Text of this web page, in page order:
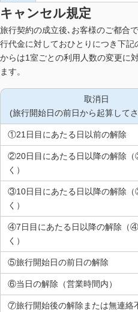
キャンセル規定
旅行契約の成立後､お客様のご都合
行代金に対しておひとりにつき下
からは1室ごとの利用人数の変更に
ます。
取消日
(旅行開始日の前日から起算して
①21日目にあたる日以前の解除
②20日目にあたる日以降の解除
く）
③10日目にあたる日以降の解除
く）
④7日目にあたる日以降の解除（
く）
⑤旅行開始日の前日の解除
⑥当日の解除（営業時間内）
⑦旅行開始後の解除または無連絡